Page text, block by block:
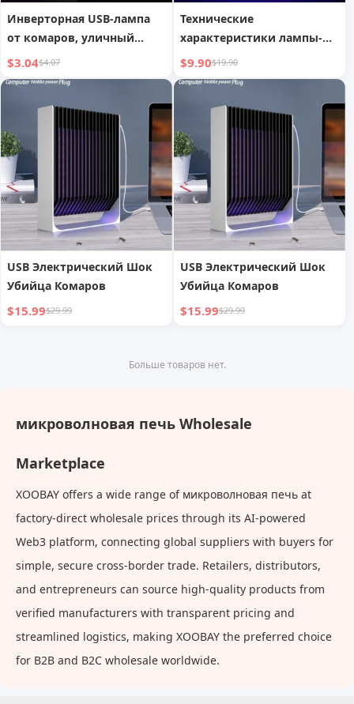
Инверторная USB-лампа
от комаров, уличный
репеллент от комаров с
организатором для
затемнение, кемпинговая
лампа, аварийный сигнал
SOS
$3.04$4.07
Технические
характеристики лампы-
убийцы комаров
$9.90$19.90
USB Электрический Шок
Убийца Комаров
$15.99$29.99
USB Электрический Шок
Убийца Комаров
$15.99$29.99
Больше товаров нет.
микроволновая печь Wholesale
Marketplace
XOOBAY offers a wide range of микроволновая печь at
factory-direct wholesale prices through its AI-powered
Web3 platform, connecting global suppliers with buyers for
simple, secure cross-border trade. Retailers, distributors,
and entrepreneurs can source high-quality products from
verified manufacturers with transparent pricing and
streamlined logistics, making XOOBAY the preferred choice
for B2B and B2C wholesale worldwide.